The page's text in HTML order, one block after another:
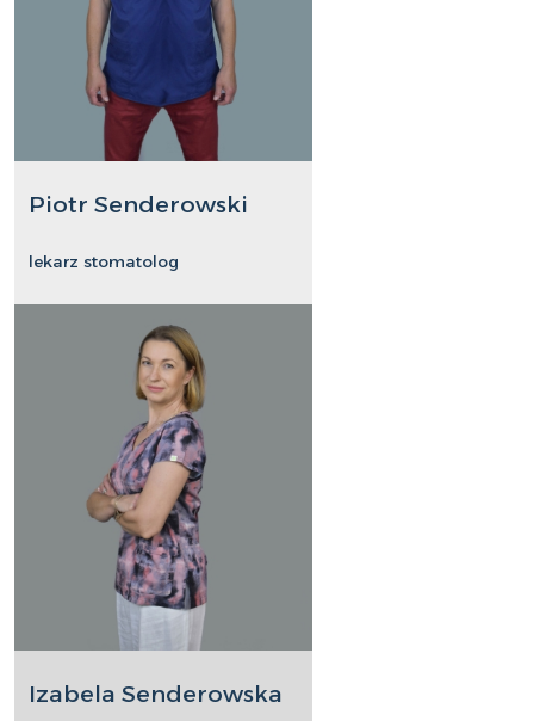
Piotr Senderowski
lekarz stomatolog
Izabela Senderowska